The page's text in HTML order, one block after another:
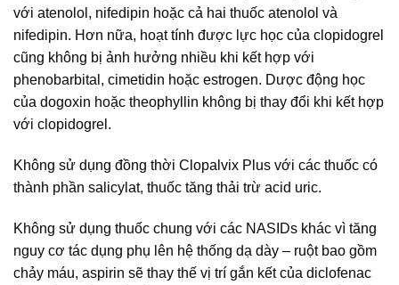
với atenolol, nifedipin hoặc cả hai thuốc atenolol và
nifedipin. Hơn nữa, hoạt tính được lực học của clopidogrel
cũng không bị ảnh hưởng nhiều khi kết hợp với
phenobarbital, cimetidin hoặc estrogen. Dược động học
của dogoxin hoặc theophyllin không bị thay đổi khi kết hợp
với clopidogrel.
Không sử dụng đồng thời Clopalvix Plus với các thuốc có
thành phần salicylat, thuốc tăng thải trừ acid uric.
Không sử dụng thuốc chung với các NASIDs khác vì tăng
nguy cơ tác dụng phụ lên hệ thống dạ dày – ruột bao gồm
chảy máu, aspirin sẽ thay thế vị trí gắn kết của diclofenac